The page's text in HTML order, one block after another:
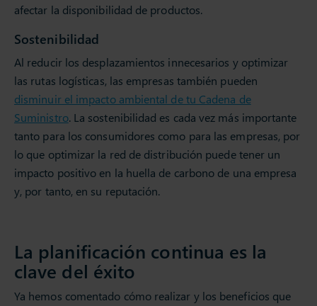
afectar la disponibilidad de productos.
Sostenibilidad
Al reducir los desplazamientos innecesarios y optimizar
las rutas logísticas, las empresas también pueden
disminuir el impacto ambiental de tu Cadena de
Suministro. La sostenibilidad es cada vez más importante
tanto para los consumidores como para las empresas, por
lo que optimizar la red de distribución puede tener un
impacto positivo en la huella de carbono de una empresa
y, por tanto, en su reputación.
La planificación continua es la
clave del éxito
Ya hemos comentado cómo realizar y los beneficios que